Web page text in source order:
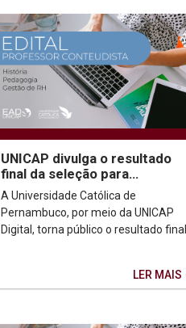
UNICAP divulga o resultado
final da seleção para
professores conteudistas EaD
Edital 2023/02
A Universidade Católica de
Pernambuco, por meio da UNICAP
Digital, torna público o resultado final
LER MAIS